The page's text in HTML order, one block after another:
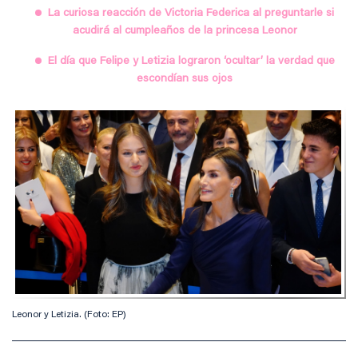
La curiosa reacción de Victoria Federica al preguntarle si
acudirá al cumpleaños de la princesa Leonor
El día que Felipe y Letizia lograron ‘ocultar’ la verdad que
escondían sus ojos
Leonor y Letizia. (Foto: EP)